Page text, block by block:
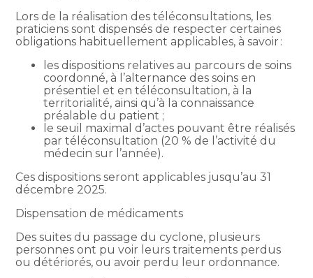
Lors de la réalisation des téléconsultations, les
praticiens sont dispensés de respecter certaines
obligations habituellement applicables, à savoir :
les dispositions relatives au parcours de soins
coordonné, à l’alternance des soins en
présentiel et en téléconsultation, à la
territorialité, ainsi qu’à la connaissance
préalable du patient ;
le seuil maximal d’actes pouvant être réalisés
par téléconsultation (20 % de l’activité du
médecin sur l’année).
Ces dispositions seront applicables jusqu’au 31
décembre 2025.
Dispensation de médicaments
Des suites du passage du cyclone, plusieurs
personnes ont pu voir leurs traitements perdus
ou détériorés, ou avoir perdu leur ordonnance.